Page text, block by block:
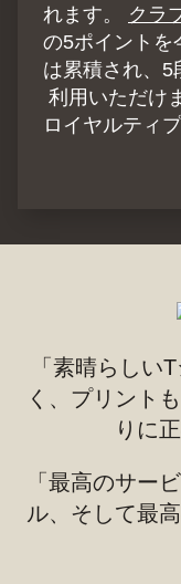
れます。 クラ
の5ポイントを
は累積され、5
利用いただけ
ロイヤルティ
「素晴らしい
く、プリント
りに
「最高のサー
ル、そして最